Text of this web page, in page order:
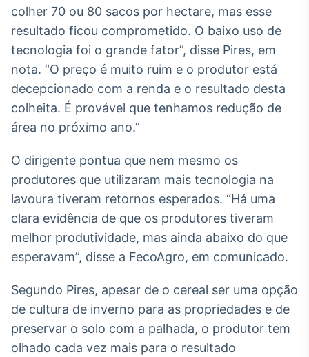
Broadcast
OTC
negociação de
ativos
Broadcast
integração de
dados
Broadcast
Ticker
headlines de
Broadcast
Widgets
Componentes
colher 70 ou 80 sacos por hectare, mas esse
resultado ficou comprometido. O baixo uso de
tecnologia foi o grande fator”, disse Pires, em
nota. “O preço é muito ruim e o produtor está
decepcionado com a renda e o resultado desta
colheita. É provável que tenhamos redução de
área no próximo ano.”
O dirigente pontua que nem mesmo os
produtores que utilizaram mais tecnologia na
lavoura tiveram retornos esperados. “Há uma
clara evidência de que os produtores tiveram
melhor produtividade, mas ainda abaixo do que
esperavam”, disse a FecoAgro, em comunicado.
Segundo Pires, apesar de o cereal ser uma opção
de cultura de inverno para as propriedades e de
preservar o solo com a palhada, o produtor tem
olhado cada vez mais para o resultado